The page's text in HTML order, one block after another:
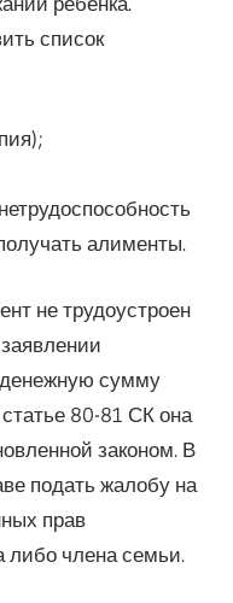
список
алименты.
не трудоустроен
сумму
80-81 СК она
законом. В
подать жалобу на
прав
либо члена семьи.